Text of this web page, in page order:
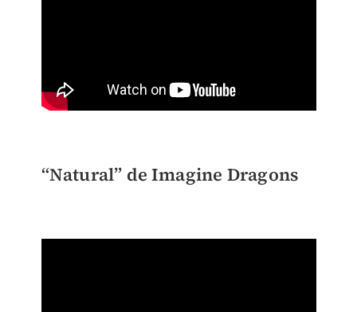
“Natural” de Imagine Dragons